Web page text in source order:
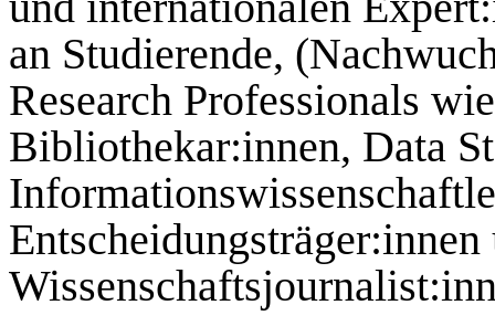
an Studierende,
Research Professionals
Bibliothekar:innen, Data
Entscheidungsträger:innen